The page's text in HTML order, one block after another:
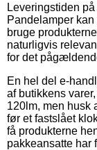
Leveringstiden
Pandelamper
bruge
naturligvis
for det
En hel del e-
af butikkens
120lm, men husk
før et fastslået
få produkterne
pakkeansatte har